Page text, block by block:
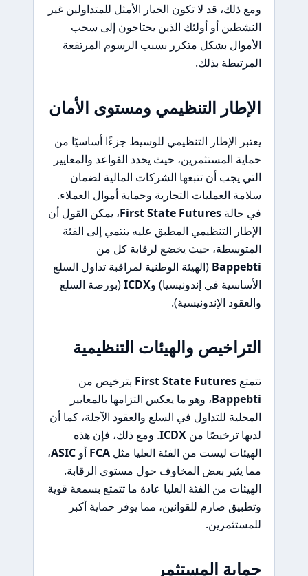
ومع ذلك، قد لا تكون الخيار الأمثل للمتداولين غير
النشطين أو أولئك الذين يحتاجون إلى سحب
الأموال بشكل متكرر بسبب الرسوم المرتفعة
المرتبطة بذلك.
الإطار التنظيمي ومستوى الأمان
يعتبر الإطار التنظيمي للوسيط جزءًا أساسيًا من
حماية المستثمرين، حيث يحدد القواعد والمعايير
التي يجب أن تتبعها الشركات المالية لضمان
سلامة العمليات التجارية وحماية أموال العملاء.
في حالةFirst State Futures، يمكن القول أن
الإطار التنظيمي المطبق عليه ينتمي إلى الفئة
المتوسطة، حيث يخضع لرقابة كل من
Bappebti (الهيئة الوطنية لمراقبة تداول السلع
الأساسية في إندونيسيا) وICDX(بورصة السلع
والعقود الإندونيسية).
التراخيص والهيئات التنظيمية
تتمتعFirst State Futures بترخيص من
Bappebti، وهو ما يعكس التزامها بالمعايير
المحلية للتداول في السلع والعقود الآجلة، كما أن
لديها ترخيصًا منICDX. ومع ذلك، فإن هذه
الهيئات ليست من الفئة العليا مثلFCA أوASIC،
مما يثير بعض المخاوف حول مستوى الرقابة.
الهيئات من الفئة العليا عادة ما تتمتع بسمعة قوية
وتطبيق صارم للقوانين، مما يوفر حماية أكبر
للمستثمرين.
حماية المستثمر